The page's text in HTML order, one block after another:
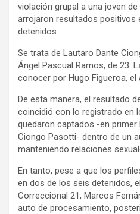
violación grupal a una joven
arrojaron resultados positivos
detenidos.
Se trata de Lautaro Dante
Ángel Pascual Ramos, de 23.
conocer por Hugo Figueroa, el
De esta manera, el resultado
coincidió con lo registrado en
quedaron captados -en primer
Ciongo Pasotti- dentro de un
manteniendo relaciones
En tanto, pese a que los
en dos de los seis detenidos,
Correccional 21, Marcos
auto de procesamiento,